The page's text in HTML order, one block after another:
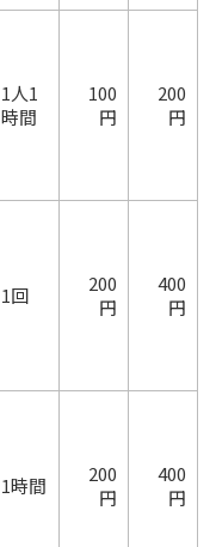
1人1
時間
100
円
200
円
1回
200
円
400
円
1時間
200
円
400
円